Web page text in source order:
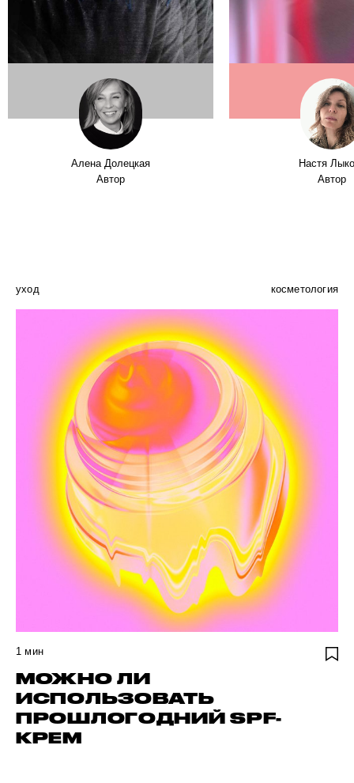
Алена Долецкая
Автор
Настя
Автор
уход косметология
1 мин
МОЖНО ЛИ
ИСПОЛЬЗОВАТЬ
ПРОШЛОГОДНИЙ SPF-
КРЕМ